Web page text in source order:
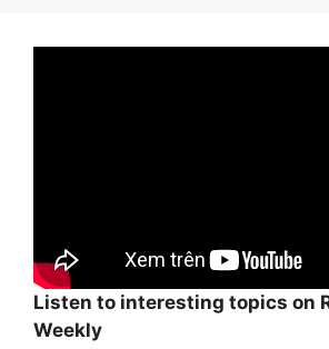
Listen to interesting topics on
Weekly